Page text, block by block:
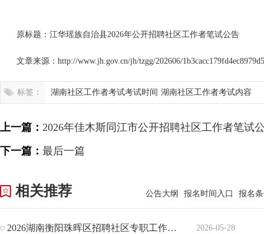
原标题：江华瑶族自治县2026年公开招聘社区工作者笔试公告
文章来源：http://www.jh.gov.cn/jh/tzgg/202606/
标签： 湖南社区工作者考试考试时间 湖南社区工作者考试内容
上一篇： 2026年佳木斯同江市公开招聘社区工作者笔试
下一篇： 最后一篇
相关推荐 公告大纲 报名时间入口 报名
2026湖南衡阳珠晖区招聘社区专职工作者笔试有关事项公告 2026-05-28